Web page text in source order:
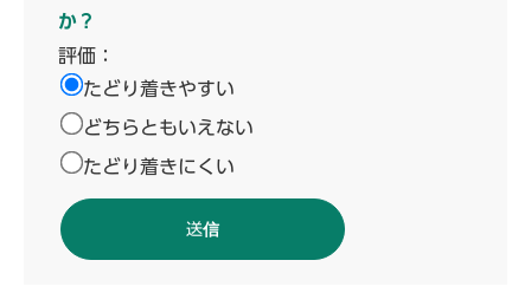
か？
評価：
たどり着きやすい
どちらともいえない
たどり着きにくい